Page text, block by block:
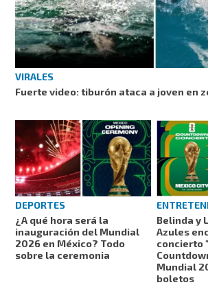
VIRALES
Fuerte video: tiburón ataca a joven en
DEPORTES
¿A qué hora será la
inauguración del Mundial
2026 en México? Todo
sobre la ceremonia
Belinda y
Azules
concierto
Mundial
boletos